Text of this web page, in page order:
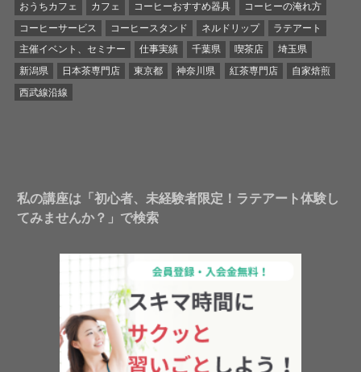
おうちカフェ カフェ コーヒーおすすめ器具
コーヒーの淹れ方
コーヒーサービス
コーヒースタンド ネルドリップ
ラテアート
主催イベント、セミナー
仕事実績 千葉県 喫茶店
埼玉県
新潟県
日本茶専門店 東京都 神奈川県 紅茶専門店
自家焙煎
西武線沿線
私の講座は「初心者、未経験者限定！ラテアート体験し
てみませんか？」で検索